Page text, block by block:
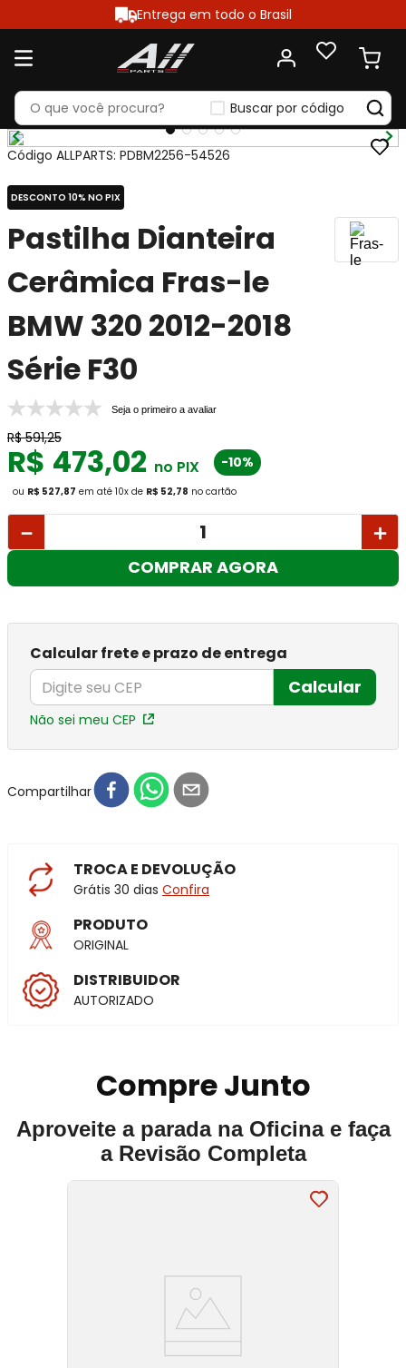
Entrega em todo o Brasil
Buscar por código
Código ALLPARTS: PDBM2256-54526
DESCONTO 10% NO PIX
Pastilha Dianteira
Cerâmica Fras-le
BMW 320 2012-2018
Série F30
Seja o primeiro a avaliar
R$ 591,25
R$ 473,02 no PIX -10%
ou R$ 527,87 em até 10x de R$ 52,78 no cartão
＋
－
COMPRAR AGORA
Calcular frete e prazo de entrega
Calcular
Não sei meu CEP
Compartilhar
TROCA E DEVOLUÇÃO
Grátis 30 dias Confira
PRODUTO
ORIGINAL
DISTRIBUIDOR
AUTORIZADO
Compre Junto
Aproveite a parada na Oficina e faça
a Revisão Completa